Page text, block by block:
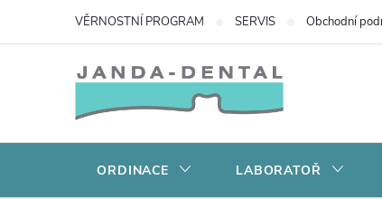
VĚRNOSTNÍ PROGRAM SERVIS Obchodní
ORDINACE LABORATOŘ